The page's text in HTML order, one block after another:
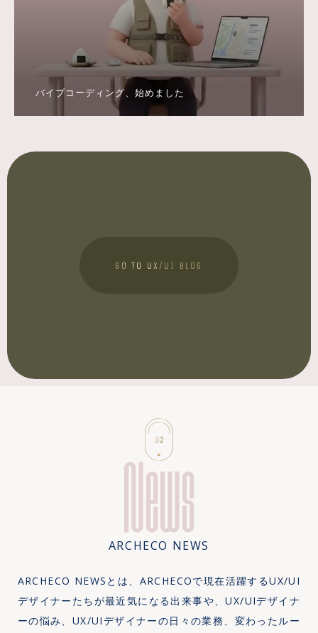
バイブコーディング、始めました
GO TO UX/UI BLOG
News
ARCHECO NEWS
ARCHECO NEWSとは、ARCHECOで現在活躍するUX/UI
デザイナーたちが最近気になる出来事や、UX/UIデザイナ
ーの悩み、UX/UIデザイナーの日々の業務、変わったルー